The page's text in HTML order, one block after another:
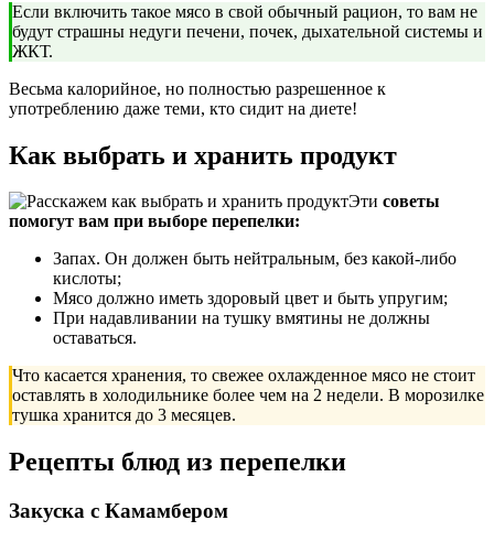
Если включить такое мясо в свой обычный рацион, то вам не
будут страшны недуги печени, почек, дыхательной системы и
ЖКТ.
Весьма калорийное, но полностью разрешенное к
употреблению даже теми, кто сидит на диете!
Как выбрать и хранить продукт
Эти советы
помогут вам при выборе перепелки:
Запах. Он должен быть нейтральным, без какой-либо
кислоты;
Мясо должно иметь здоровый цвет и быть упругим;
При надавливании на тушку вмятины не должны
оставаться.
Что касается хранения, то свежее охлажденное мясо не стоит
оставлять в холодильнике более чем на 2 недели. В морозилке
тушка хранится до 3 месяцев.
Рецепты блюд из перепелки
Закуска с Камамбером